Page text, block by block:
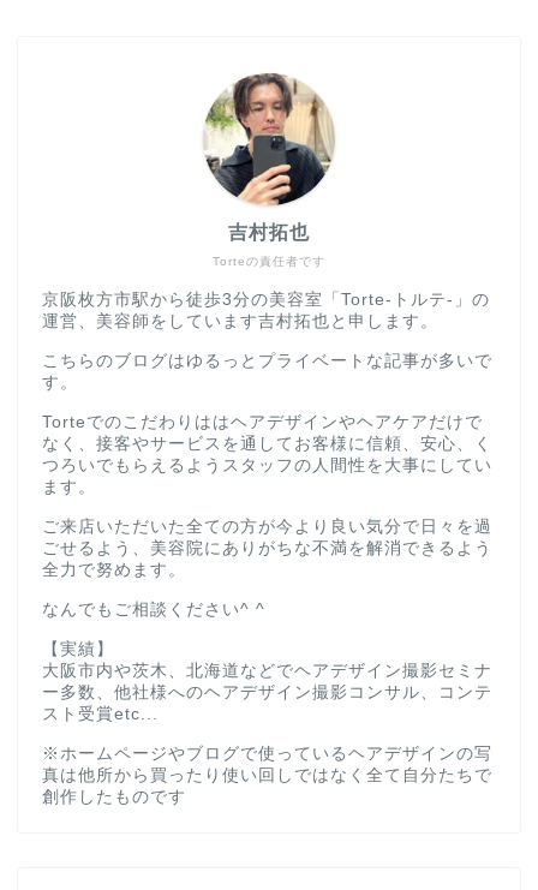
Torteの責任者です
吉村拓也
京阪枚方市駅から徒歩3分の美容室「Torte-トルテ-」の
運営、美容師をしています吉村拓也と申します。
こちらのブログはゆるっとプライベートな記事が多いで
す。
Torteでのこだわりははヘアデザインやヘアケアだけで
なく、接客やサービスを通してお客様に信頼、安心、く
つろいでもらえるようスタッフの人間性を大事にしてい
ます。
ご来店いただいた全ての方が今より良い気分で日々を過
ごせるよう、美容院にありがちな不満を解消できるよう
全力で努めます。
なんでもご相談ください^ ^
【実績】
大阪市内や茨木、北海道などでヘアデザイン撮影セミナ
ー多数、他社様へのヘアデザイン撮影コンサル、コンテ
スト受賞etc...
※ホームページやブログで使っているヘアデザインの写
真は他所から買ったり使い回しではなく全て自分たちで
創作したものです